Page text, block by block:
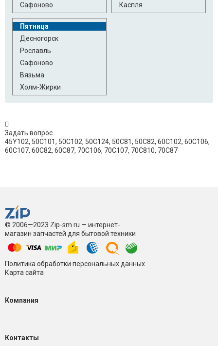
Сафоново
Каспля
Пятница
Десногорск
Рославль
Сафоново
Вязьма
Холм-Жирки
Задать вопрос
45Y102, 50C101, 50C102, 50С124, 50С81, 50С82, 60C102, 60C106,
60С107, 60С82, 60С87, 70C106, 70C107, 70C810, 70C87
© 2006—2023 Zip-sm.ru — интернет-
магазин запчастей для бытовой техники
Политика обработки персональных данных
Карта сайта
Компания
Контакты